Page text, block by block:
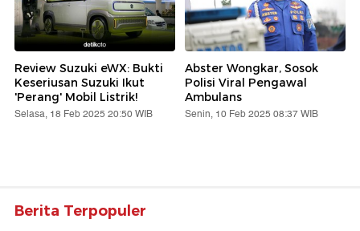
Review Suzuki eWX: Bukti
Keseriusan Suzuki Ikut
'Perang' Mobil Listrik!
Selasa, 18 Feb 2025 20:50 WIB
Abster Wongkar, Sosok
Polisi Viral Pengawal
Ambulans
Senin, 10 Feb 2025 08:37 WIB
Berita Terpopuler